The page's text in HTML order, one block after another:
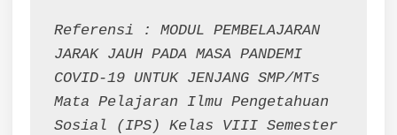
Referensi : MODUL PEMBELAJARAN
JARAK JAUH PADA MASA PANDEMI
COVID-19 UNTUK JENJANG SMP/MTs
Mata Pelajaran Ilmu Pengetahuan
Sosial (IPS) Kelas VIII Semester